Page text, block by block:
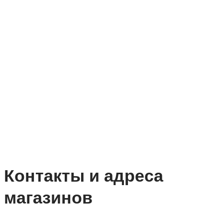
Контакты и адреса
магазинов